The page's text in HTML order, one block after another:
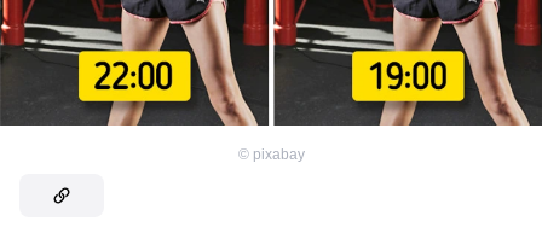
© pixabay